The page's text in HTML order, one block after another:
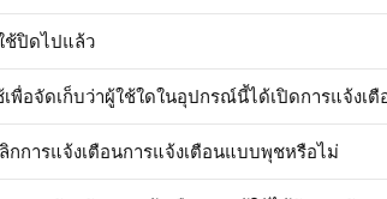
ช้ปิดไปแล้ว
เพื่อจัดเก็บว่าผู้ใช้ใดในอุปกรณ์นี้ได้เปิดการแจ้งเ
กการแจ้งเตือนการแจ้งเตือนแบบพุชหรือไม่